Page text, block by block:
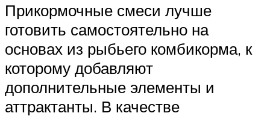
Прикормочные смеси лучше
готовить самостоятельно на
основах из рыбьего комбикорма, к
которому добавляют
дополнительные элементы и
аттрактанты. В качестве